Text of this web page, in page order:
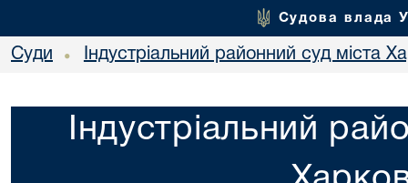
Судова влада
Суди • Індустріальний районний суд міста
Індустріальний